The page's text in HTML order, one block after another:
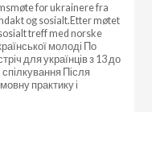
for ukrainere fra
og sosialt.Etter møtet
treff med norske
молоді По
для українців з 13 до
Після
практику і